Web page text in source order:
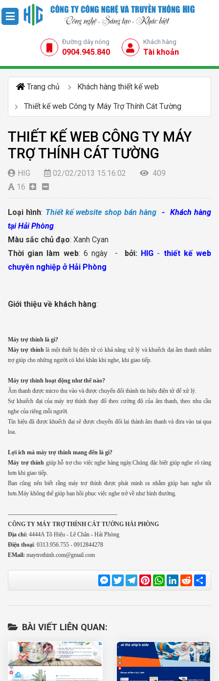
Đường dây nóng
0904.945.840
Khách hàng
Tài khoản
Trang chủ Khách hàng thiết kế web
Thiết kế web Công ty Máy Trợ Thính Cát Tường
THIẾT KẾ WEB CÔNG TY MÁY
TRỢ THÍNH CÁT TƯỜNG
HIG 02/02/2013 15:16:02
409
16
Loại hình: Thiết kế website shop bán hàng - Khách hàng
tại Hải Phòng
Màu sắc chủ đạo: Xanh Cyan
Thời gian làm web: 6 ngày - bởi: HIG - thiết kế web
chuyên nghiệp ở Hải Phòng
Giới thiệu về khách hàng:
Máy trợ thính là gì?
Máy trợ thínhlà một thiết bị điện tử có khả năng xử lý và khuếch đại âm thanh nhằm
trợ giúp cho những người có khó khăn khi nghe, khi giao tiếp.
Máy trợ thính hoạt động như thế nào?
Âm thanh được micro thu vào và được chuyển đổi thành tín hiệu điện tử để xử lý.
Sự khuếch đại của máy trợ thính thay đổ theo cường độ của âm thanh, theo nhu cầu
nghe của riêng mỗi người.
Tín hiệu đã được khuếch đại sẽ được chuyển đổi lại thành âm thanh và đưa vào tai qua
loa.
Lợi ích mà máy trợ thính mang đến là gì?
Máy trợ thính giúp hỗ trợ cho việc nghe hàng ngày.Chúng đặc biệt giúp nghe rõ ràng
hơn khi giao tiếp.
Bạn cũng nên biết rằng máy trợ thính được phát minh ra nhằm giúp bạn nghe tốt
hơn.Máy không thể giúp bạn hồi phục việc nghe trở về như bình thường.
--------------------------------------------------------
CÔNG TY MÁY TRỢ THÍNH CÁT TƯỜNG HẢI PHÒNG
Địa chỉ: 4444A Tô Hiệu - Lê Chân - Hải Phòng
Điện thoại: 0313.956.755 - 0912844278
EMail: maytrothinh.com@gmail.com
Messenger
TwitterTelegram
Pinterest
WhatsApp
LinkedIn
Reddit
BÀI VIẾT LIÊN QUAN: